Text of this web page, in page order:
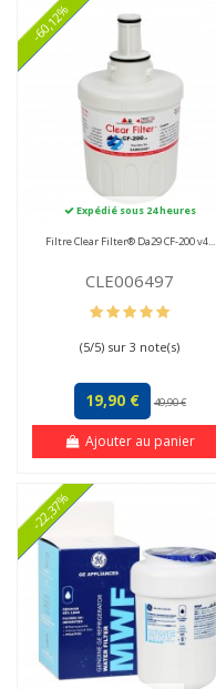
-60,12%
Expédié sous 24 heures
Filtre Clear Filter® Da29 CF-200 v4...
CLE006497
(5/5) sur3 note(s)
19,90 € 49,90 €
Ajouter au panier
-22,37%